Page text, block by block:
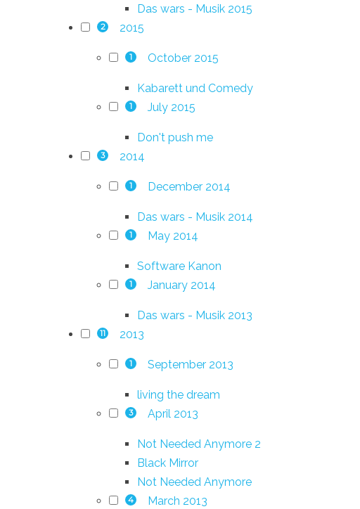
Das wars - Musik 2015
2 2015
1 October 2015
Kabarett und Comedy
1 July 2015
Don't push me
3 2014
1 December 2014
Das wars - Musik 2014
1 May 2014
Software Kanon
1 January 2014
Das wars - Musik 2013
11 2013
1 September 2013
living the dream
3 April 2013
Not Needed Anymore 2
Black Mirror
Not Needed Anymore
4 March 2013